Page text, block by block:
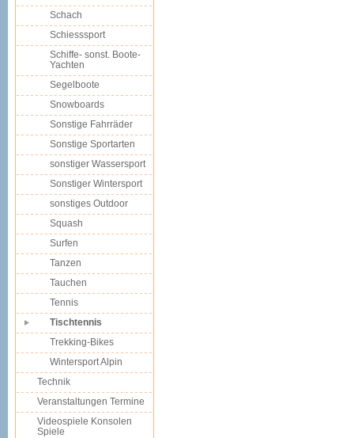
Schach
Schiesssport
Schiffe- sonst. Boote-
Yachten
Segelboote
Snowboards
Sonstige Fahrräder
Sonstige Sportarten
sonstiger Wassersport
Sonstiger Wintersport
sonstiges Outdoor
Squash
Surfen
Tanzen
Tauchen
Tennis
Tischtennis
Trekking-Bikes
Wintersport Alpin
Technik
Veranstaltungen Termine
Videospiele Konsolen
Spiele